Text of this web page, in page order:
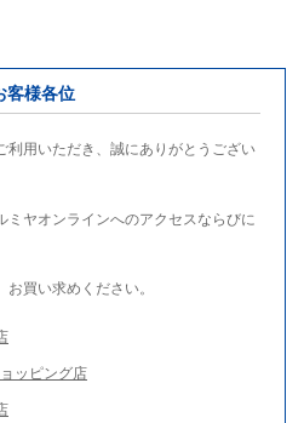
客様各位
利用いただき、誠にありがとうござい
ミヤオンラインへのアクセスならびに
買い求めください。
ッピング店